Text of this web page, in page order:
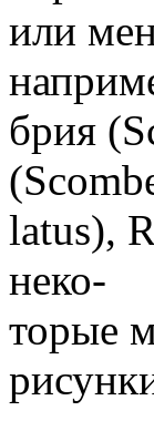
или
брия
latus),
неко-
торые